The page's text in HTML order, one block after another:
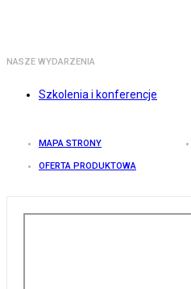
NASZE WYDARZENIA
Szkolenia i konferencje
MAPA STRONY
OFERTA PRODUKTOWA